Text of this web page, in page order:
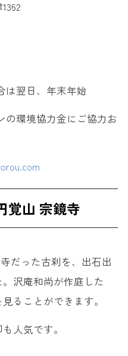
は翌日、年末年始
の環境協力金にご協力お
覚山 宗鏡寺
だった古刹を、出石出
沢庵和尚が作庭した
ることができます。
人気です。